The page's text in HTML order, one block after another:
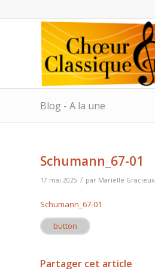
Blog - A la une
Schumann_67-01
17 mai 2025 / par Marielle Gracieux
Schumann_67-01
button
Partager cet article